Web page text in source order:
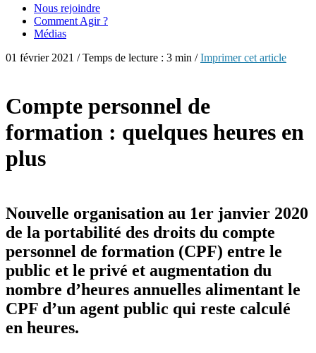
Nous rejoindre
Comment Agir ?
Médias
01 février 2021 / Temps de lecture : 3 min /Imprimer cet article
Compte personnel de
formation : quelques heures en
plus
Nouvelle organisation au 1er janvier 2020
de la portabilité des droits du compte
personnel de formation (CPF) entre le
public et le privé et augmentation du
nombre d’heures annuelles alimentant le
CPF d’un agent public qui reste calculé
en heures.